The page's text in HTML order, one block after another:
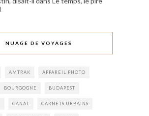
NUAGE DE VOYAGES
AMTRAK APPAREIL PHOTO
BOURGOGNE BUDAPEST
CANAL CARNETS URBAINS